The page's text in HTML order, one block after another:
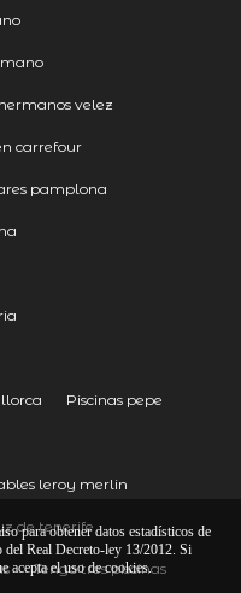
velez
carrefour
pamplona
Piscinas pepe
leroy merlin
de tenerife
Tengo tres piscinas
para obtener datos estadísticos de
del Real Decreto-ley 13/2012. Si
acepta el uso de cookies.